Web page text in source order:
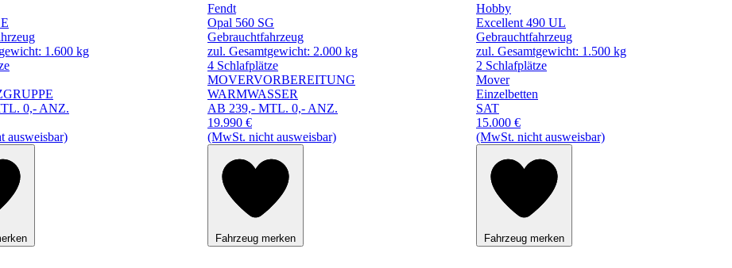
1.600 kg
0,- ANZ.
ausweisbar)
Fendt
Opal 560 SG
Gebrauchtfahrzeug
zul. Gesamtgewicht: 2.000 kg
4 Schlafplätze
MOVERVORBEREITUNG
WARMWASSER
AB 239,- MTL. 0,- ANZ.
19.990 €
(MwSt. nicht ausweisbar)
Fahrzeug merken
Hobby
Excellent 490 UL
Gebrauchtfahrzeug
zul. Gesamtgewicht: 1.500 kg
2 Schlafplätze
Mover
Einzelbetten
SAT
15.000 €
(MwSt. nicht ausweisbar)
Fahrzeug merken